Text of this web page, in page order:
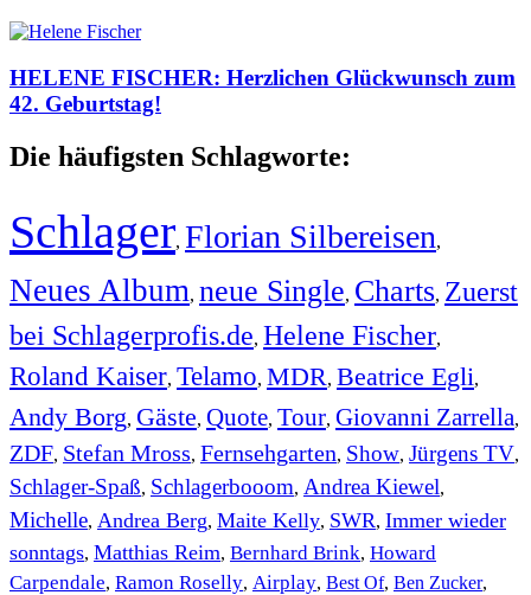
HELENE FISCHER: Herzlichen Glückwunsch zum
42. Geburtstag!
Die häufigsten Schlagworte:
Schlager, Florian Silbereisen,
Neues Album, neue Single, Charts, Zuerst
bei Schlagerprofis.de, Helene Fischer,
Roland Kaiser, Telamo, MDR, Beatrice Egli,
Andy Borg, Gäste, Quote, Tour, Giovanni Zarrella,
ZDF, Stefan Mross, Fernsehgarten, Show, Jürgens TV,
Schlager-Spaß, Schlagerbooom, Andrea Kiewel,
Michelle, Andrea Berg, Maite Kelly, SWR, Immer wieder
sonntags, Matthias Reim, Bernhard Brink, Howard
Carpendale, Ramon Roselly, Airplay, Best Of, Ben Zucker,